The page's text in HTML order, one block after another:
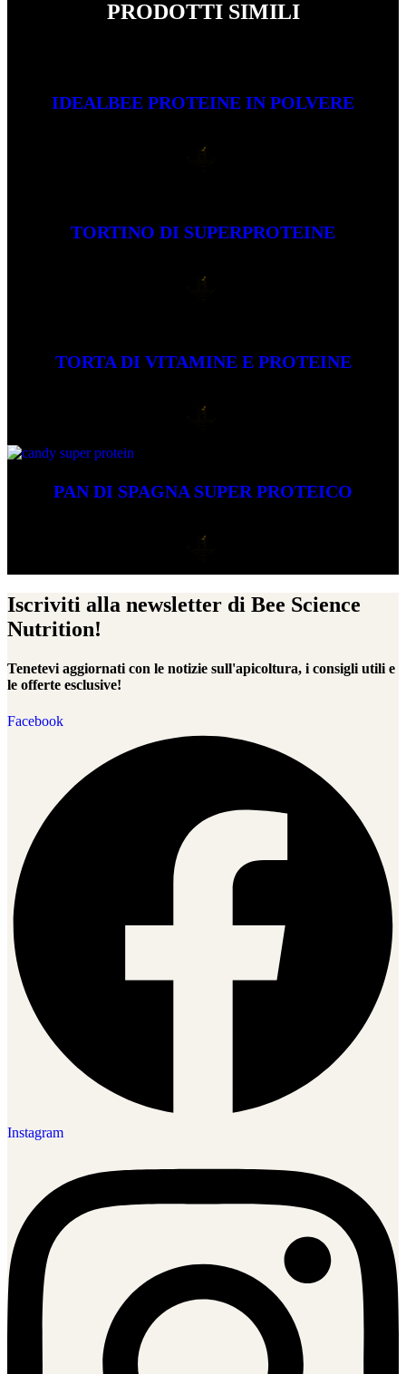
PRODOTTI SIMILI
IDEALBEE PROTEINE IN POLVERE
TORTINO DI SUPERPROTEINE
TORTA DI VITAMINE E PROTEINE
PAN DI SPAGNA SUPER PROTEICO
Iscriviti alla newsletter di Bee Science
Nutrition!
Tenetevi aggiornati con le notizie sull'apicoltura, i consigli utili e
le offerte esclusive!
Facebook
Instagram